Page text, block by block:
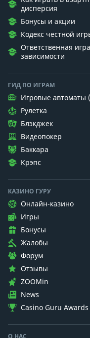
дисперсия
Бонусы и акции
Кодекс честной
Ответственная
зависимости
ГИД ПО ИГРАМ
Игровые автоматы
Рулетка
Блэкджек
Видеопокер
Баккара
Крэпс
КАЗИНО ГУРУ
Онлайн-казино
Игры
Бонусы
Жалобы
Форум
Отзывы
ZOOMin
News
Casino Guru Awards
О НАС